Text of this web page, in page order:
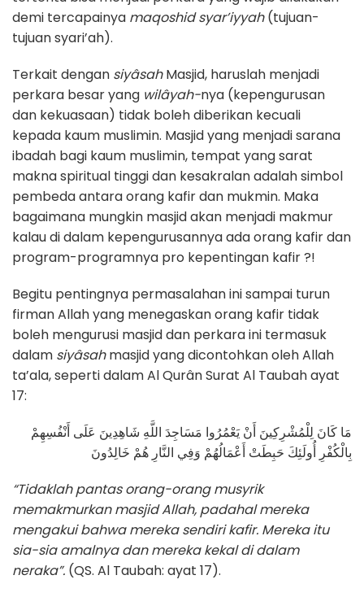
demi tercapainya maqoshid syar’iyyah(tujuan-
tujuan syari’ah).
Terkait dengan siyâsahMasjid, haruslah menjadi
perkara besar yang wilâyah-nya (kepengurusan
dan kekuasaan) tidak boleh diberikan kecuali
kepada kaum muslimin. Masjid yang menjadi sarana
ibadah bagi kaum muslimin, tempat yang sarat
makna spiritual tinggi dan kesakralan adalah simbol
pembeda antara orang kafir dan mukmin. Maka
bagaimana mungkin masjid akan menjadi makmur
kalau di dalam kepengurusannya ada orang kafir dan
program-programnya pro kepentingan kafir ?!
Begitu pentingnya permasalahan ini sampai turun
firman Allah yang menegaskan orang kafir tidak
boleh mengurusi masjid dan perkara ini termasuk
dalam siyâsahmasjid yang dicontohkan oleh Allah
ta’ala, seperti dalam Al Qurân Surat Al Taubah ayat
17:
مَا كَانَ لِلْمُشْرِكِينَ أَنْ يَعْمُرُوا مَسَاجِدَ اللَّهِ شَاهِدِينَ عَلَى أَنْفُسِهِمْ
بِالْكُفْرِ أُولَئِكَ حَبِطَتْ أَعْمَالُهُمْ وَفِي النَّارِ هُمْ خَالِدُونَ
“Tidaklah pantas orang-orang musyrik
memakmurkan masjid Allah, padahal mereka
mengakui bahwa mereka sendiri kafir. Mereka itu
sia-sia amalnya dan mereka kekal di dalam
neraka”. (QS. Al Taubah: ayat 17).